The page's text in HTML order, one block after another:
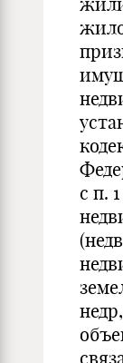
с п.